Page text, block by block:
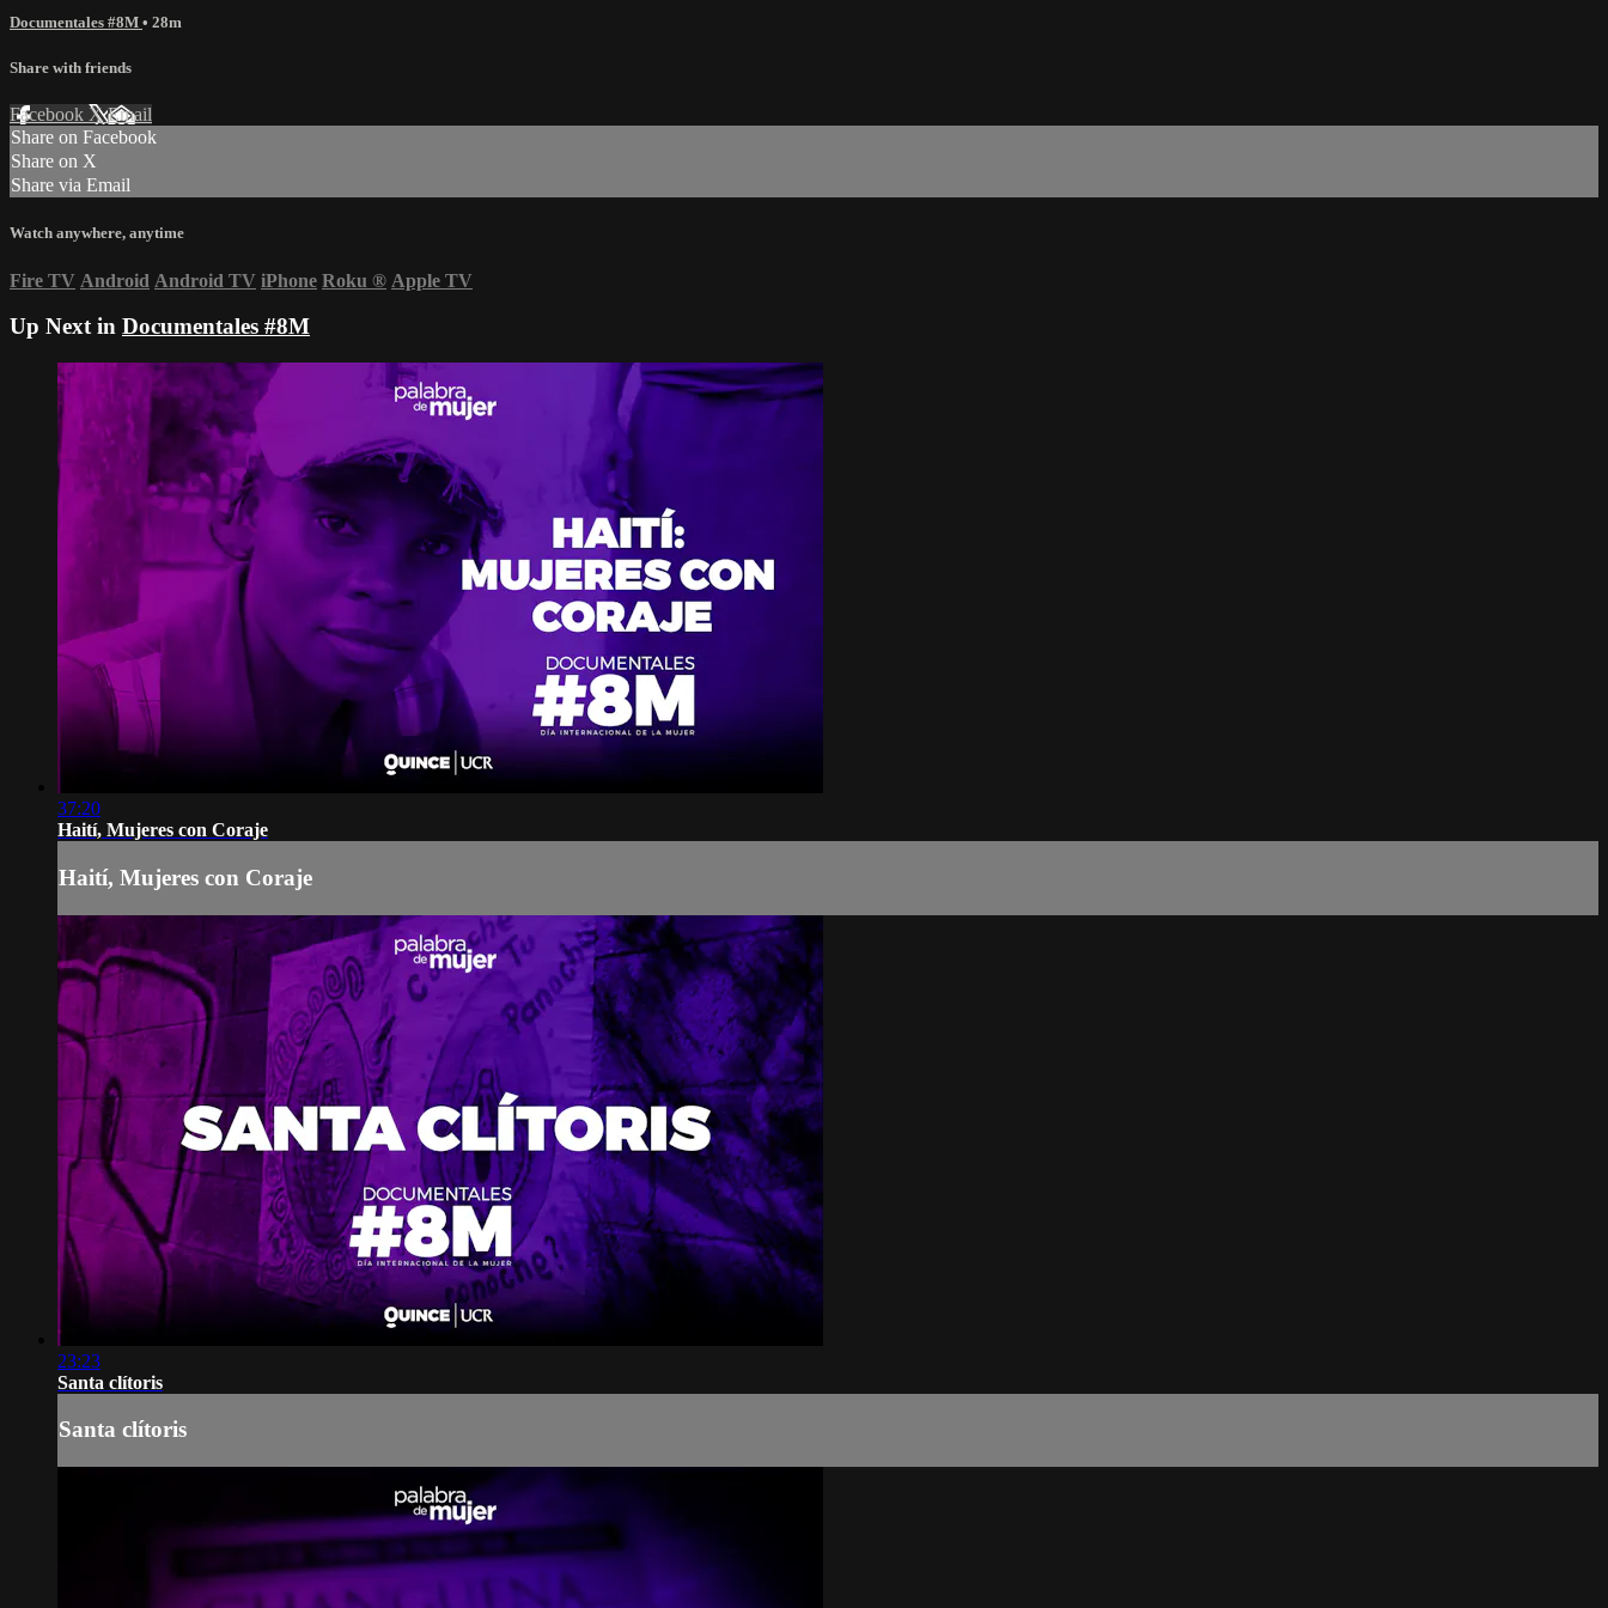
Documentales #8M • 28m
Share with friends
Facebook XEmail
Share on Facebook
Share on X
Share via Email
Watch anywhere, anytime
Fire TV Android Android TV iPhone Roku ® Apple TV
Up Next in Documentales #8M
37:20
Haití, Mujeres con Coraje
Haití, Mujeres con Coraje
23:23
Santa clítoris
Santa clítoris